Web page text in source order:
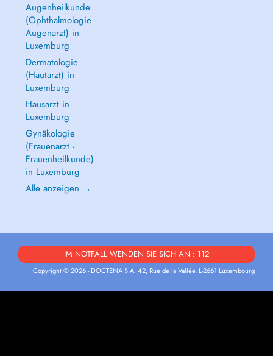
Augenheilkunde
(Ophthalmologie -
Augenarzt) in
Luxemburg
Dermatologie
(Hautarzt) in
Luxemburg
Hausarzt in
Luxemburg
Gynäkologie
(Frauenarzt -
Frauenheilkunde)
in Luxemburg
Alle anzeigen →
IM NOTFALL WENDEN SIE SICH AN : 112
Copyright © 2026 - DOCTENA S.A. 42, Rue de la Vallée, L-2661 Luxembourg